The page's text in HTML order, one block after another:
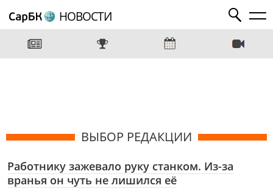
НОВОСТИ
ВЫБОР РЕДАКЦИИ
Работнику зажевало руку станком. Из-за
вранья он чуть не лишился её